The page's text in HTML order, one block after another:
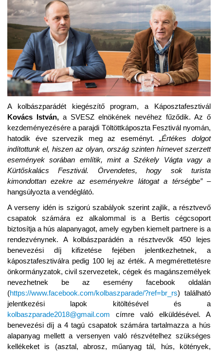
A kolbászparádét kiegészítő program, a Káposztafesztivál
Kovács István, a SVESZ elnökének nevéhez fűződik. Az ő
kezdeményezésére a parajdi Töltöttkáposzta Fesztivál nyomán,
hatodik éve szervezik meg az eseményt.„Értékes dolgot
indítottunk el, hiszen az olyan, ország szinten hírnevet szerzett
események sorában említik, mint a Székely Vágta vagy a
Kürtőskalács Fesztivál. Örvendetes, hogy sok turista
kimondottan ezekre az eseményekre látogat a térségbe” –
hangsúlyozta a vendéglátó.
A verseny idén is szigorú szabályok szerint zajlik, a résztvevő
csapatok számára ez alkalommal is a Bertis cégcsoport
biztosítja a hús alapanyagot, amely egyben kiemelt partnere is a
rendezvénynek. A kolbászparádén a résztvevők 450 lejes
benevezési díj kifizetése fejében jelentkezhetnek, a
káposztafesztiválra pedig 100 lej az érték. A megmérettetésre
önkormányzatok, civil szervezetek, cégek és magánszemélyek
nevezhetnek be az esemény facebook oldalán
(https://www.facebook.com/kolbaszparade/?ref=br_rs) található
jelentkezési lapok kitöltésével és a
kolbaszparade2018@gmail.com címre való elküldésével. A
benevezési díj a 4 tagú csapatok számára tartalmazza a hús
alapanyag mellett a versenyen való részvételhez szükséges
kellékeket is (asztal, abrosz, műanyag tál, hús, kötények,